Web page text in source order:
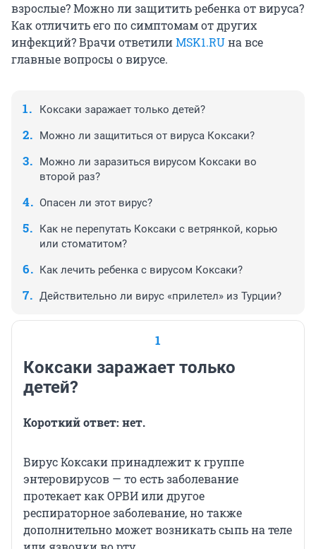
взрослые? Можно ли защитить ребенка от вируса?
Как отличить его по симптомам от других
инфекций? Врачи ответилиMSK1.RUна все
главные вопросы о вирусе.
Коксаки заражает только детей?
Можно ли защититься от вируса Коксаки?
Можно ли заразиться вирусом Коксаки во
второй раз?
Опасен ли этот вирус?
Как не перепутать Коксаки с ветрянкой, корью
или стоматитом?
Как лечить ребенка с вирусом Коксаки?
Действительно ли вирус «прилетел» из Турции?
1
Коксаки заражает только
детей?
Короткий ответ: нет.
Вирус Коксаки принадлежит к группе
энтеровирусов — то есть заболевание
протекает как ОРВИ или другое
респираторное заболевание, но также
дополнительно может возникать сыпь на теле